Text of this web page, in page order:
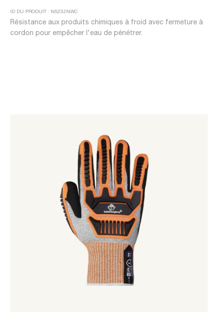
ID DU PRODUIT : NS232NWC
Résistance aux produits chimiques à froid avec fermeture à
cordon pour empêcher l'eau de pénétrer.